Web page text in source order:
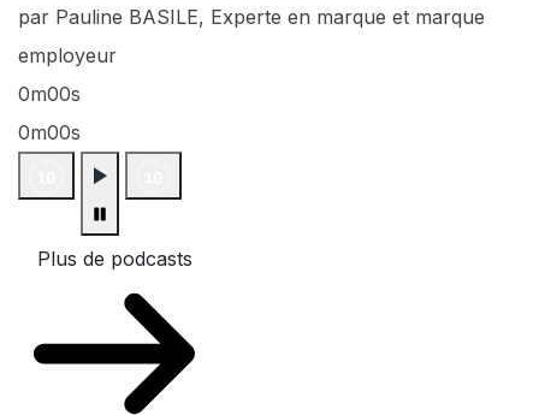
par Pauline BASILE, Experte en marque et marque
employeur
0m00s
0m00s
Plus de podcasts